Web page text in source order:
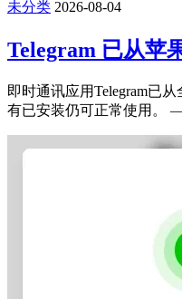
未分类 2026-08-04
Telegram 已从苹
即时通讯应用Telegram已
有已安装仍可正常使用。